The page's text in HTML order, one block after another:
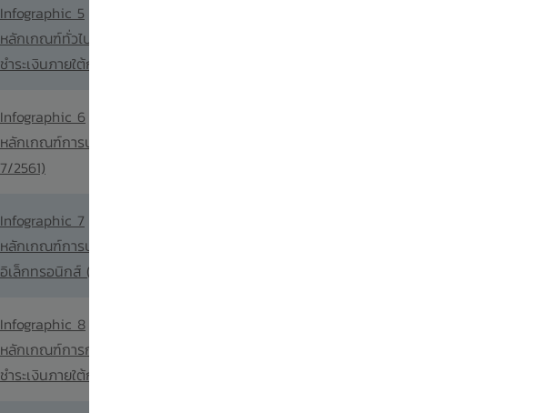
Infographic 5
หลักเกณฑ์ทั่วไปในการกำกับดูแลการประกอบธุรกิจบริการการ
ชำระเงินภายใต้การกำกับ (สนช. 6/2561)
Infographic 6
หลักเกณฑ์การประกอบธุรกิจบริการเงินอิเล็กทรอนิกส์ (สนช.
7/2561)
Infographic 7
หลักเกณฑ์การประกอบธุรกิจบริการรับชำระเงินด้วยวิธีการทาง
อิเล็กทรอนิกส์ (สนช. 9/2561)
Infographic 8
หลักเกณฑ์การกำกับดูแลตัวแทนของผู้ประกอบธุรกิจบริการการ
ชำระเงินภายใต้การกำกับ (สนช. 10/2561)